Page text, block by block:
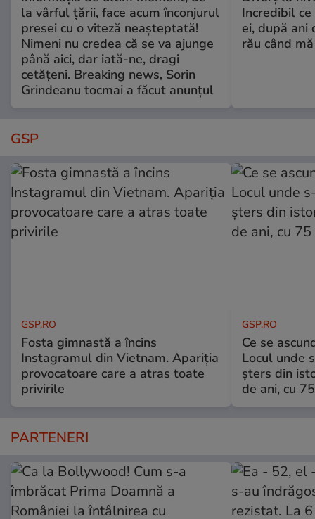
la vârful țării, face acum înconjurul
presei cu o viteză neașteptată!
Nimeni nu credea că se va ajunge
până aici, dar iată-ne, dragi
cetățeni. Breaking news, Sorin
Grindeanu tocmai a făcut anunțul
Incredibil
ei, după ani
rău când
GSP
GSP.RO
Fosta gimnastă a încins
Instagramul din Vietnam. Apariția
provocatoare care a atras toate
privirile
GSP.RO
Ce se
Locul unde
șters din
de ani, cu
PARTENERI